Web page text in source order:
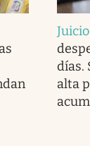
días.
alta